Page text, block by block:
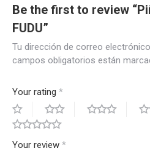
Be the first to review
FUDU”
Tu dirección de correo
campos obligatorios están
Your rating *
Your review *